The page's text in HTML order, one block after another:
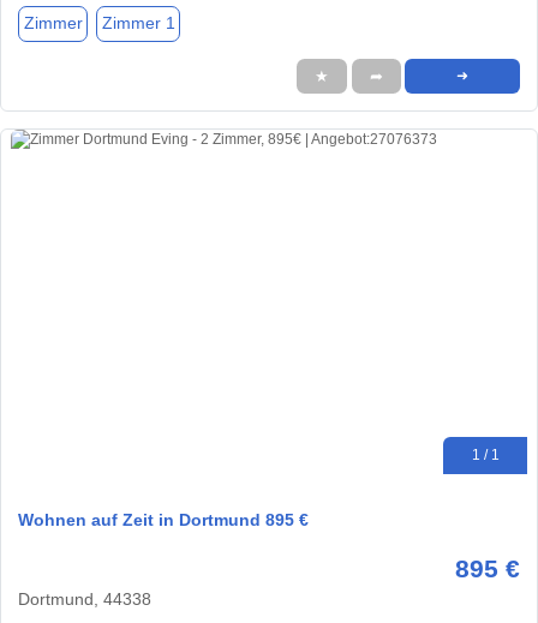
Zimmer Zimmer 1
★ ➦ ➜
1 / 1
Wohnen auf Zeit in Dortmund 895 €
895 €
Dortmund, 44338